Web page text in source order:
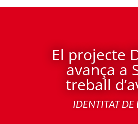
El projecte
avança a
treball
IDENTITAT DE